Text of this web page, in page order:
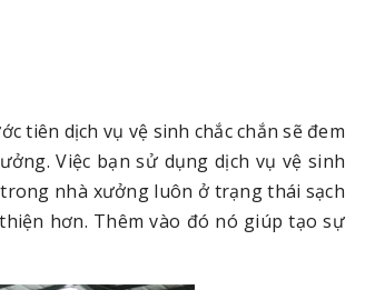
tiên dịch vụ vệ sinh chắc chắn sẽ đem
Việc bạn sử dụng dịch vụ vệ sinh
nhà xưởng luôn ở trạng thái sạch
hơn. Thêm vào đó nó giúp tạo sự